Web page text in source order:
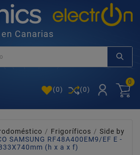
Canarias
(0) (0)
0
Frigoríficos
Side by
SAMSUNG RF48A400EM9/EF E -
(h x a x f)